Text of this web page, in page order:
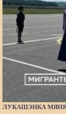
ЛУКАШЭНКА